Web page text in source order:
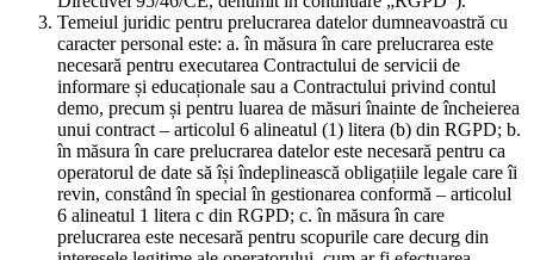
Temeiul juridic pentru prelucrarea datelor dumneavoastră cu
caracter personal este: a. în măsura în care prelucrarea este
necesară pentru executarea Contractului de servicii de
informare și educaționale sau a Contractului privind contul
demo, precum și pentru luarea de măsuri înainte de încheierea
unui contract – articolul 6 alineatul (1) litera (b) din RGPD; b.
în măsura în care prelucrarea datelor este necesară pentru ca
operatorul de date să își îndeplinească obligațiile legale care îi
revin, constând în special în gestionarea conformă – articolul
6 alineatul 1 litera c din RGPD; c. în măsura în care
prelucrarea este necesară pentru scopurile care decurg din